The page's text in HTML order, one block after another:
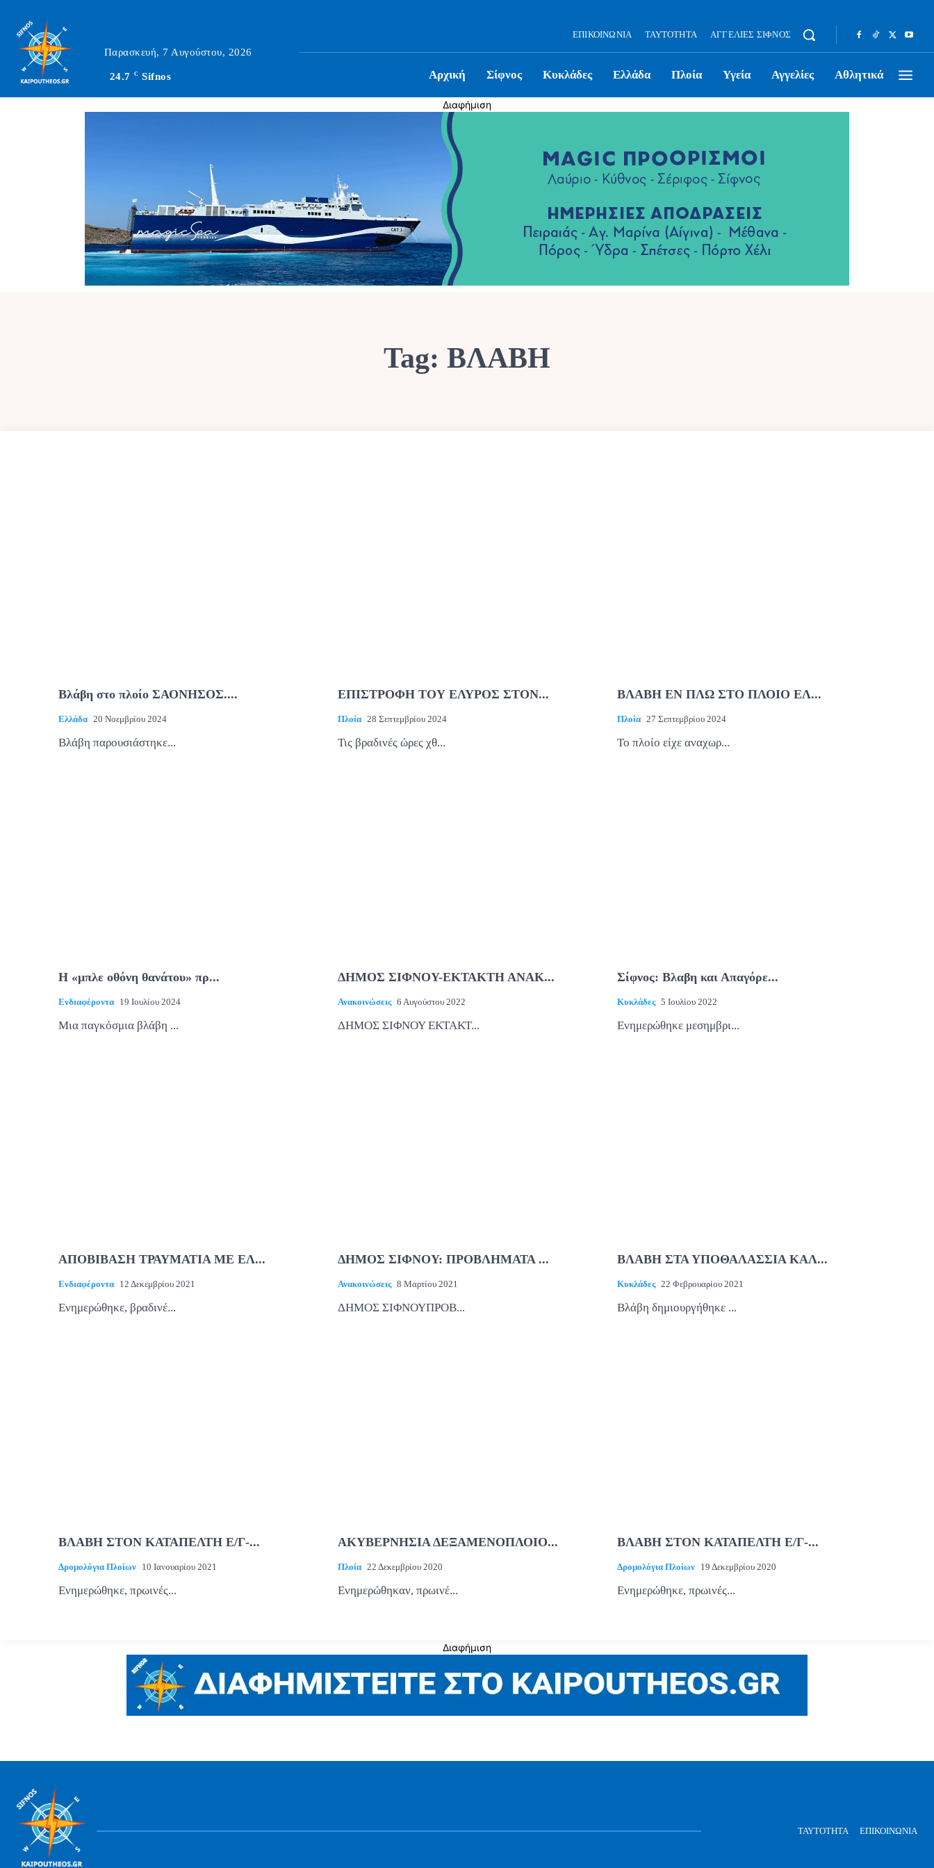
Παρασκευή, 7 Αυγούστου, 2026
24.7 C Sifnos
ΕΠΙΚΟΙΝΩΝΊΑ ΤΑΥΤΌΤΗΤΑ ΑΓΓΕΛΊΕΣ ΣΊΦΝΟΣ
Αρχική Σίφνος Κυκλάδες Ελλάδα Πλοία Υγεία Αγγελίες Αθλητικά
Διαφήμιση
Tag: ΒΛΑΒΗ
Βλάβη στο πλοίο ΣΑΟΝΗΣΟΣ....
Ελλάδα 20 Νοεμβρίου 2024
Βλάβη παρουσιάστηκε...
ΕΠΙΣΤΡΟΦΗ ΤΟΥ ΕΛΥΡΟΣ ΣΤΟΝ...
Πλοία 28 Σεπτεμβρίου 2024
Τις βραδινές ώρες χθ...
ΒΛΑΒΗ ΕΝ ΠΛΩ ΣΤΟ ΠΛΟΙΟ ΕΛ...
Πλοία 27 Σεπτεμβρίου 2024
Το πλοίο είχε αναχωρ...
Η «μπλε οθόνη θανάτου» πρ...
Ενδιαφέροντα 19 Ιουλίου 2024
Μια παγκόσμια βλάβη ...
ΔΗΜΟΣ ΣΙΦΝΟΥ-ΕΚΤΑΚΤΗ ΑΝΑΚ...
Ανακοινώσεις 6 Αυγούστου 2022
ΔΗΜΟΣ ΣΙΦΝΟΥ ΕΚΤΑΚΤ...
Σίφνος: Βλαβη και Απαγόρε...
Κυκλάδες 5 Ιουλίου 2022
Ενημερώθηκε μεσημβρι...
ΑΠΟΒΙΒΑΣΗ ΤΡΑΥΜΑΤΙΑ ΜΕ ΕΛ...
Ενδιαφέροντα 12 Δεκεμβρίου 2021
Ενημερώθηκε, βραδινέ...
ΔΗΜΟΣ ΣΙΦΝΟΥ: ΠΡΟΒΛΗΜΑΤΑ ...
Ανακοινώσεις 8 Μαρτίου 2021
ΔΗΜΟΣ ΣΙΦΝΟΥΠΡΟΒ...
ΒΛΑΒΗ ΣΤΑ ΥΠΟΘΑΛΑΣΣΙΑ ΚΑΛ...
Κυκλάδες 22 Φεβρουαρίου 2021
Βλάβη δημιουργήθηκε ...
ΒΛΑΒΗ ΣΤΟΝ ΚΑΤΑΠΕΛΤΗ Ε/Γ-...
Δρομολόγια Πλοίων 10 Ιανουαρίου 2021
Ενημερώθηκε, πρωινές...
ΑΚΥΒΕΡΝΗΣΙΑ ΔΕΞΑΜΕΝΟΠΛΟΙΟ...
Πλοία 22 Δεκεμβρίου 2020
Ενημερώθηκαν, πρωινέ...
ΒΛΑΒΗ ΣΤΟΝ ΚΑΤΑΠΕΛΤΗ Ε/Γ-...
Δρομολόγια Πλοίων 19 Δεκεμβρίου 2020
Ενημερώθηκε, πρωινές...
Διαφήμιση
ΤΑΥΤΌΤΗΤΑ ΕΠΙΚΟΙΝΩΝΊΑ